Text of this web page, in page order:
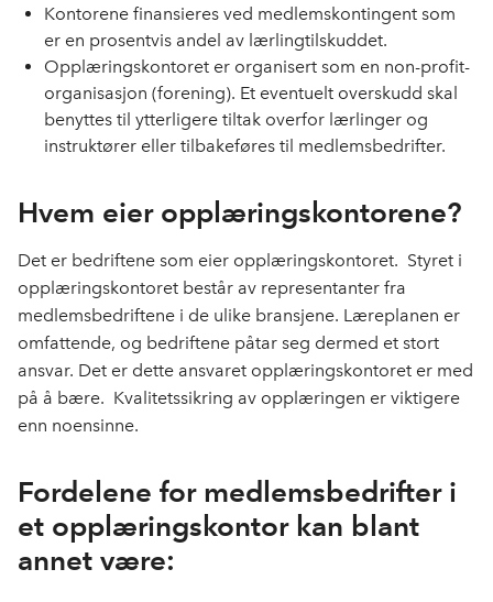
Kontorene finansieres ved medlemskontingent som
er en prosentvis andel av lærlingtilskuddet.
Opplæringskontoret er organisert som en non-profit-
organisasjon (forening). Et eventuelt overskudd skal
benyttes til ytterligere tiltak overfor lærlinger og
instruktører eller tilbakeføres til medlemsbedrifter.
Hvem eier opplæringskontorene?
Det er bedriftene som eier opplæringskontoret. Styret i
opplæringskontoret består av representanter fra
medlemsbedriftene i de ulike bransjene. Læreplanen er
omfattende, og bedriftene påtar seg dermed et stort
ansvar. Det er dette ansvaret opplæringskontoret er med
på å bære. Kvalitetssikring av opplæringen er viktigere
enn noensinne.
Fordelene for medlemsbedrifter i
et opplæringskontor kan blant
annet være: